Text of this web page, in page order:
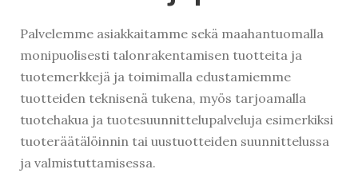
Palvelemme asiakkaitamme sekä maahantuomalla
monipuolisesti talonrakentamisen tuotteita ja
tuotemerkkejä ja toimimalla edustamiemme
tuotteiden teknisenä tukena, myös tarjoamalla
tuotehakua ja tuotesuunnittelupalveluja esimerkiksi
tuoteräätälöinnin tai uustuotteiden suunnittelussa
ja valmistuttamisessa.